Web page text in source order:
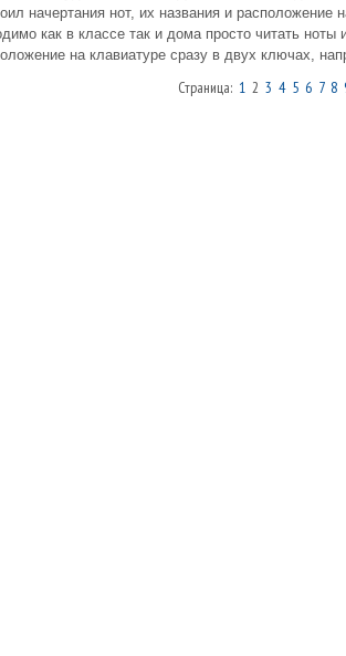
начертания нот, их названия и расположение
как в классе так и дома просто читать ноты
на клавиатуре сразу в двух ключах,
Страница: 1 2 3 4 5 6 7 8